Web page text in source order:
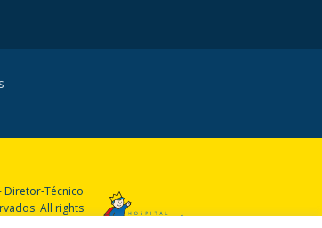
Diretor-Técnico
All rights